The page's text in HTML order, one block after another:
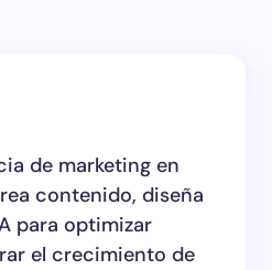
de marketing en
contenido, diseña
para optimizar
el crecimiento de